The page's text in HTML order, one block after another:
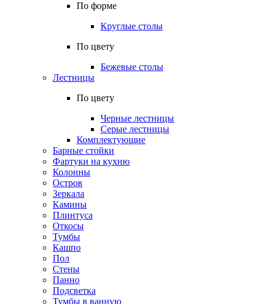
По форме
Круглые столы
По цвету
Бежевые столы
Лестницы
По цвету
Черные лестницы
Серые лестницы
Комплектующие
Барные стойки
Фартуки на кухню
Колонны
Остров
Зеркала
Камины
Плинтуса
Откосы
Тумбы
Кашпо
Пол
Стены
Панно
Подсветка
Тумбы в ванную